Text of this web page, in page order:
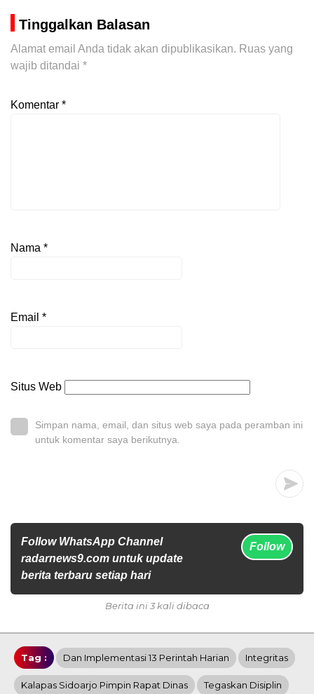
Tinggalkan Balasan
Alamat email Anda tidak akan dipublikasikan. Ruas yang
wajib ditandai *
Komentar *
Nama *
Email *
Situs Web
Simpan nama, email, dan situs web saya pada peramban ini
untuk komentar saya berikutnya.
Follow WhatsApp Channel
radarnews9.com untuk update
berita terbaru setiap hari
Follow
Berita ini 3 kali dibaca
Tag : Dan Implementasi 13 Perintah Harian Integritas
Kalapas Sidoarjo Pimpin Rapat Dinas Tegaskan Disiplin